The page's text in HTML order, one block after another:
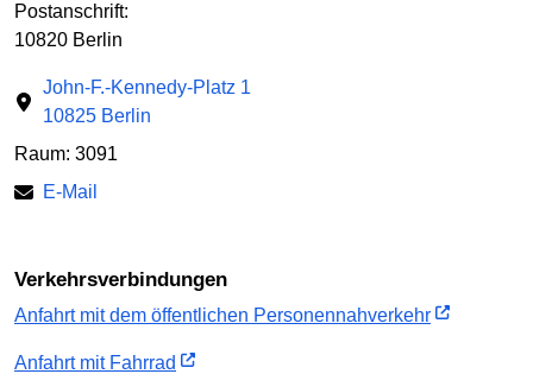
Postanschrift:
10820 Berlin
John-F.-Kennedy-Platz 1
10825 Berlin
Raum: 3091
E-Mail
Verkehrs­verbindungen
Anfahrt mit dem öffent­lichen Personen­nah­verkehr
Anfahrt mit Fahrrad